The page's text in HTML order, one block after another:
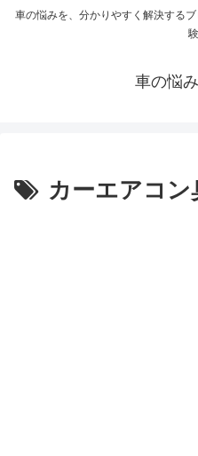
車の悩みを、分かりやすく解決する
験
車の悩
カーエアコン